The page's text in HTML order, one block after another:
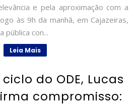
e pela aproximação com a
às 9h da manhã, em Cajazeiras,
pública con...
Leia Mais
do ODE, Lucas
compromisso: